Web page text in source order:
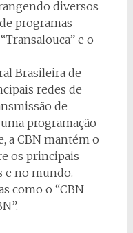
diversos
programas
e o
Brasileira de
redes de
de
programação
a CBN mantém o
os principais
e no mundo.
como o “CBN